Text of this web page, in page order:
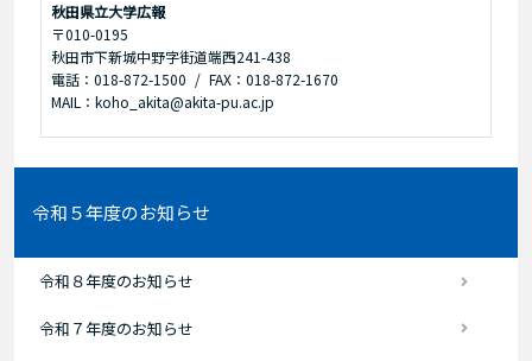
秋田県立大学広報
〒010-0195
秋田市下新城中野字街道端西241-438
電話：018-872-1500
FAX：018-872-1670
MAIL：koho_akita@akita-pu.ac.jp
令和５年度のお知らせ
令和８年度のお知らせ
令和７年度のお知らせ